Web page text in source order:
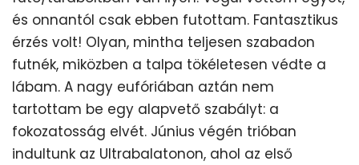
és onnantól csak ebben futottam. Fantasztikus
érzés volt! Olyan, mintha teljesen szabadon
futnék, miközben a talpa tökéletesen védte a
lábam. A nagy eufóriában aztán nem
tartottam be egy alapvető szabályt: a
fokozatosság elvét. Június végén trióban
indultunk az Ultrabalatonon, ahol az első